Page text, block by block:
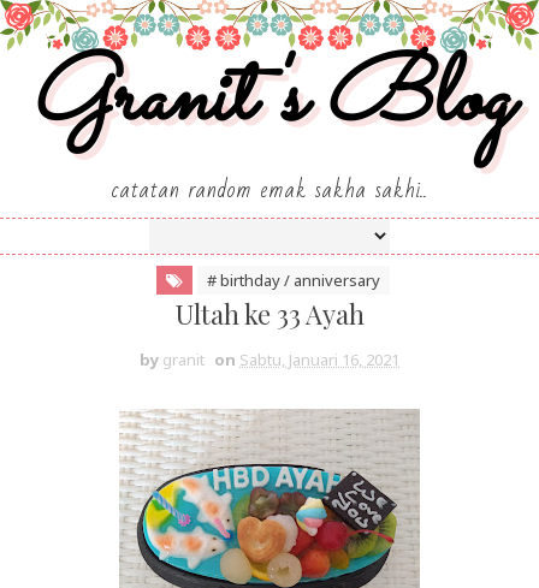
Granit's Blog
catatan random emak sakha sakhi..
# birthday / anniversary
Ultah ke 33 Ayah
by granit on Sabtu, Januari 16, 2021